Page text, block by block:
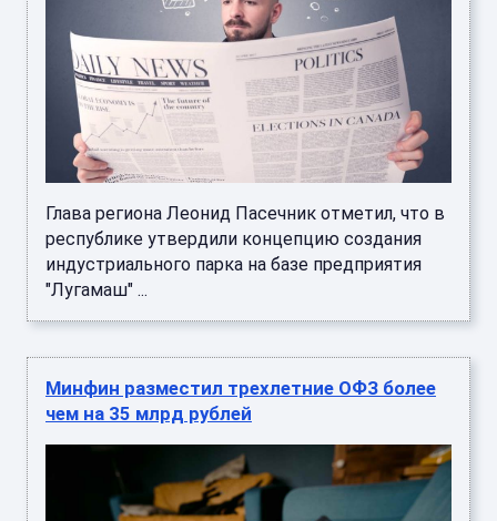
Глава региона Леонид Пасечник отметил, что в
республике утвердили концепцию создания
индустриального парка на базе предприятия
"Лугамаш" ...
Минфин разместил трехлетние ОФЗ более
чем на 35 млрд рублей